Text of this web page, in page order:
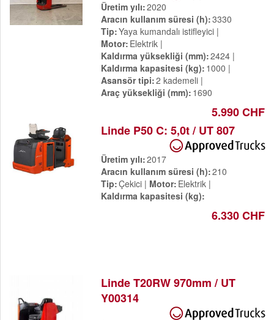
Üretim yılı 2020
Aracın kullanım süresi (h) 3330
Tip Yaya kumandalı istifleyici
Motor Elektrik
Kaldırma yüksekliği (mm) 2424
Kaldırma kapasitesi (kg) 1000
Asansör tipi 2 kademeli
Araç yüksekliği (mm) 1690
5.990 CHF
Linde P50 C: 5,0t / UT 807
Üretim yılı 2017
Aracın kullanım süresi (h) 210
Tip Çekici Motor Elektrik
Kaldırma kapasitesi (kg)
6.330 CHF
Linde T20RW 970mm / UT
Y00314